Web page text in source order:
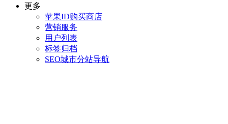
更多
苹果ID购买商店
营销服务
用户列表
标签归档
SEO城市分站导航